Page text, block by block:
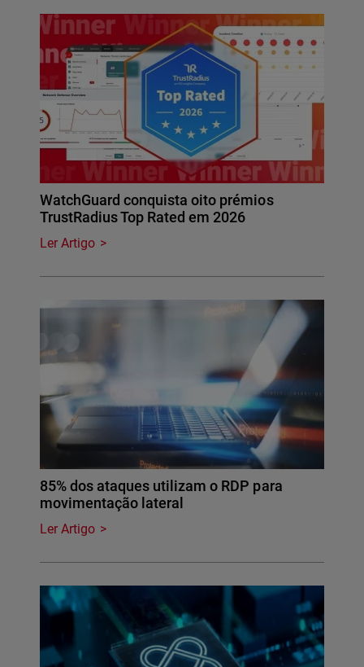
WatchGuard conquista oito prémios
TrustRadius Top Rated em 2026
Ler Artigo
85% dos ataques utilizam o RDP para
movimentação lateral
Ler Artigo